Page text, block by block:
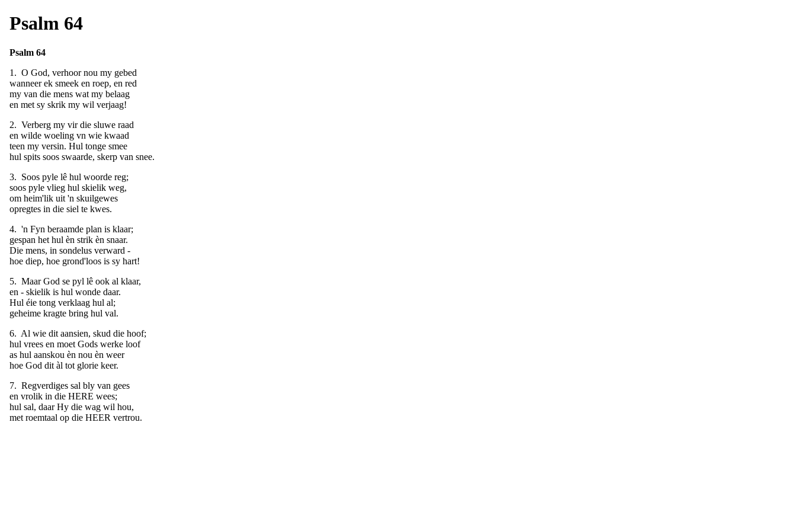
Psalm 64
Psalm 64
1. O God, verhoor nou my gebed
wanneer ek smeek en roep, en red
my van die mens wat my belaag
en met sy skrik my wil verjaag!
2. Verberg my vir die sluwe raad
en wilde woeling vn wie kwaad
teen my versin. Hul tonge smee
hul spits soos swaarde, skerp van snee.
3. Soos pyle lê hul woorde reg;
soos pyle vlieg hul skielik weg,
om heim'lik uit 'n skuilgewes
opregtes in die siel te kwes.
4. 'n Fyn beraamde plan is klaar;
gespan het hul èn strik èn snaar.
Die mens, in sondelus verward -
hoe diep, hoe grond'loos is sy hart!
5. Maar God se pyl lê ook al klaar,
en - skielik is hul wonde daar.
Hul éie tong verklaag hul al;
geheime kragte bring hul val.
6. Al wie dit aansien, skud die hoof;
hul vrees en moet Gods werke loof
as hul aanskou èn nou èn weer
hoe God dit àl tot glorie keer.
7. Regverdiges sal bly van gees
en vrolik in die HERE wees;
hul sal, daar Hy die wag wil hou,
met roemtaal op die HEER vertrou.